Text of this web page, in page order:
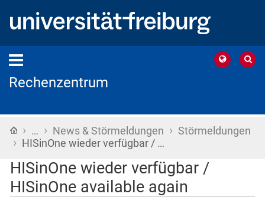
Rechenzentrum
Startseite
› … › News & Störmeldungen › Störmeldungen
› HISinOne wieder verfügbar / …
HISinOne wieder verfügbar /
HISinOne available again